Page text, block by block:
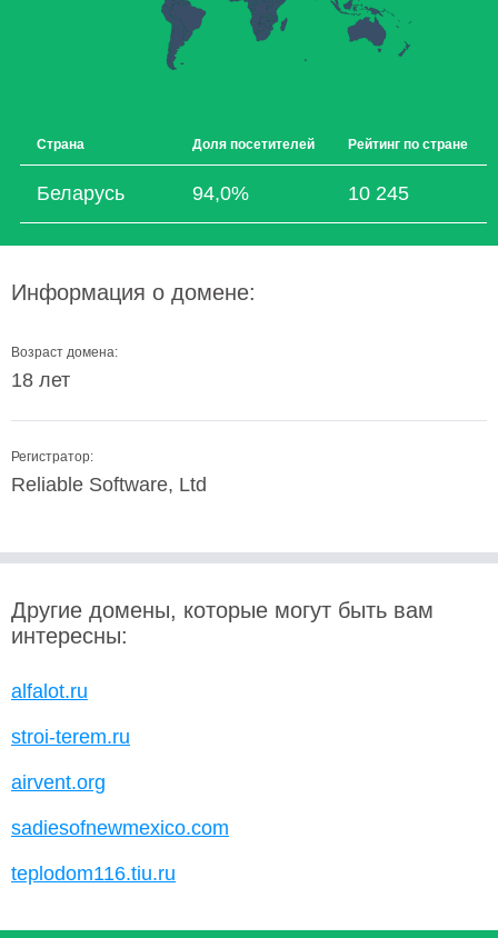
Страна Доля посетителей Рейтинг по стране
Беларусь 94,0% 10 245
Информация о домене:
Возраст домена:
18 лет
Регистратор:
Reliable Software, Ltd
Другие домены, которые могут быть вам
интересны:
alfalot.ru
stroi-terem.ru
airvent.org
sadiesofnewmexico.com
teplodom116.tiu.ru